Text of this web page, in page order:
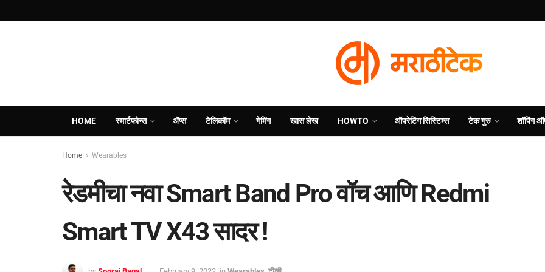
HOME स्मार्टफोन्स ॲप्स टेलिकॉम गेमिंग खास लेख HOWTO ऑपरेटिंग सिस्टिम्स टेक गुरु शॉपिंग
Home Wearables
रेडमीचा नवा Smart Band Pro वॉच आणि Redmi
Smart TV X43 सादर !